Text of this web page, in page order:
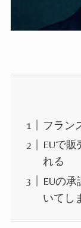
フラン
EUで
れる
EUの
いてし